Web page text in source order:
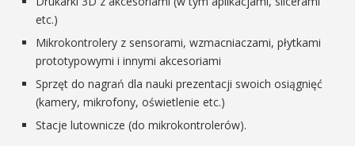
etc.)
Mikrokontrolery z sensorami, wzmacniaczami, płytkami
prototypowymi i innymi akcesoriami
Sprzęt do nagrań dla nauki prezentacji swoich osiągnięć
(kamery, mikrofony, oświetlenie etc.)
Stacje lutownicze (do mikrokontrolerów).